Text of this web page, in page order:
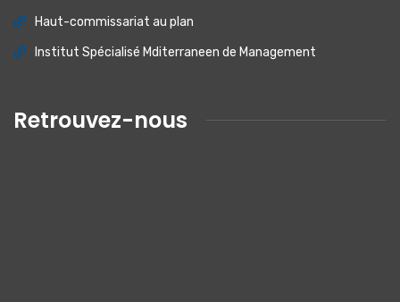
Haut-commissariat au plan
Institut Spécialisé Mditerraneen de Management
Retrouvez-nous